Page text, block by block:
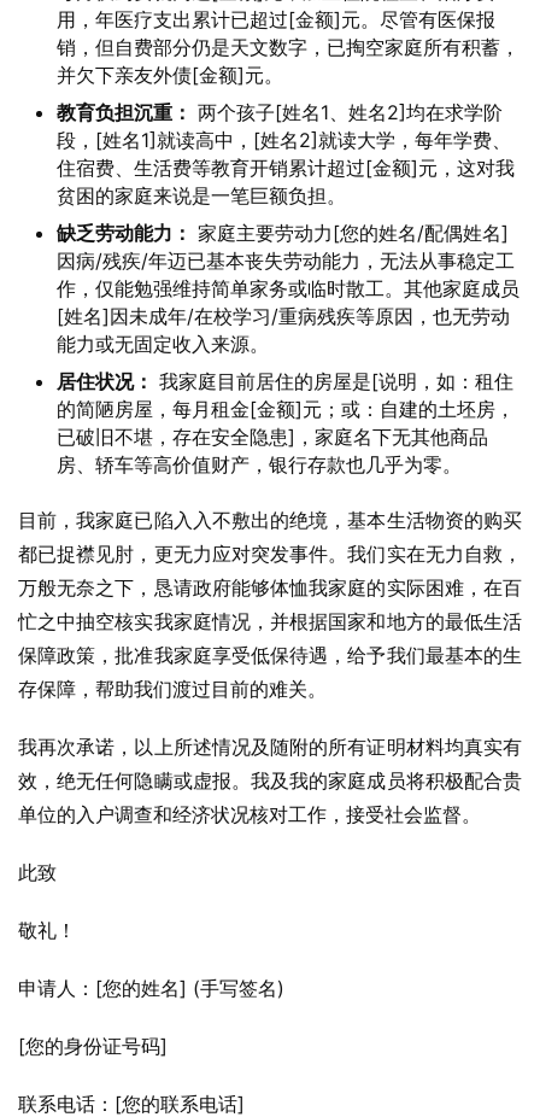
用，年医疗支出累计已超过[金额]元。尽管有医保报
销，但自费部分仍是天文数字，已掏空家庭所有积蓄，
并欠下亲友外债[金额]元。
教育负担沉重： 两个孩子[姓名1、姓名2]均在求学阶
段，[姓名1]就读高中，[姓名2]就读大学，每年学费、
住宿费、生活费等教育开销累计超过[金额]元，这对我
贫困的家庭来说是一笔巨额负担。
缺乏劳动能力： 家庭主要劳动力[您的姓名/配偶姓名]
因病/残疾/年迈已基本丧失劳动能力，无法从事稳定工
作，仅能勉强维持简单家务或临时散工。其他家庭成员
[姓名]因未成年/在校学习/重病残疾等原因，也无劳动
能力或无固定收入来源。
居住状况： 我家庭目前居住的房屋是[说明，如：租住
的简陋房屋，每月租金[金额]元；或：自建的土坯房，
已破旧不堪，存在安全隐患]，家庭名下无其他商品
房、轿车等高价值财产，银行存款也几乎为零。
目前，我家庭已陷入入不敷出的绝境，基本生活物资的购买
都已捉襟见肘，更无力应对突发事件。我们实在无力自救，
万般无奈之下，恳请政府能够体恤我家庭的实际困难，在百
忙之中抽空核实我家庭情况，并根据国家和地方的最低生活
保障政策，批准我家庭享受低保待遇，给予我们最基本的生
存保障，帮助我们渡过目前的难关。
我再次承诺，以上所述情况及随附的所有证明材料均真实有
效，绝无任何隐瞒或虚报。我及我的家庭成员将积极配合贵
单位的入户调查和经济状况核对工作，接受社会监督。
此致
敬礼！
申请人：[您的姓名] (手写签名)
[您的身份证号码]
联系电话：[您的联系电话]